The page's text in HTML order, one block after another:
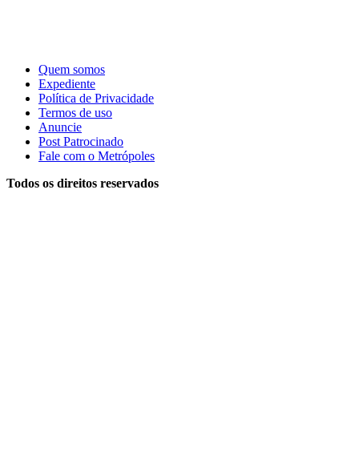
Quem somos
Expediente
Política de Privacidade
Termos de uso
Anuncie
Post Patrocinado
Fale com o Metrópoles
Todos os direitos reservados